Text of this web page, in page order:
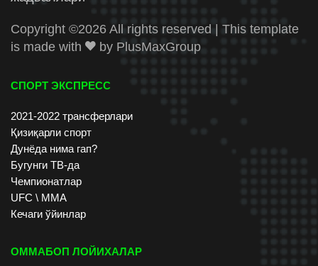
Copyright ©2026 All rights reserved | This template
is made with
by PlusMaxGroup
СПОРТ ЭКСПРЕСС
2021-2022 трансферлари
Қизиқарли спорт
Дунёда нима гап?
Бугунги ТВ-да
Чемпионатлар
UFC \ ММА
Кечаги ўйинлар
ОММАБОП ЛОЙИХАЛАР